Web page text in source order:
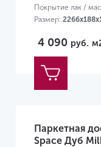
Покрытие лак /
Размер:
4 090 руб.
Паркетная
Space Дуб